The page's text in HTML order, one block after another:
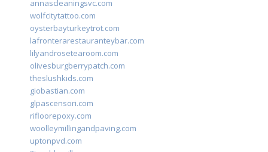
annascleaningsvc.com
wolfcitytattoo.com
oysterbayturkeytrot.com
lafronterarestauranteybar.com
lilyandrosetearoom.com
olivesburgberrypatch.com
theslushkids.com
giobastian.com
glpascensori.com
rifloorepoxy.com
woolleymillingandpaving.com
uptonpvd.com